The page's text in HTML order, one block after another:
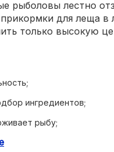
рыболовы лестно
для леща
только высокую
ингредиентов;
рыбу;
крупного леща.